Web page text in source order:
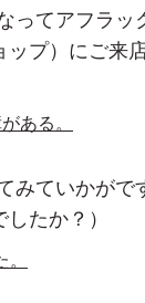
ってアフラッ
ップ）にご来
ある。
みていかがで
たか？）